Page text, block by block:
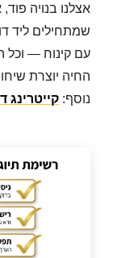
אצלנו בנויה
שמתחילים ליד
עם קינוח —
החיה יוצרת
נוסף: קייטרינג